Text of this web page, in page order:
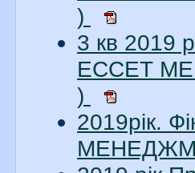
)
3 кв 2019
ЕССЕТ
)
2019рік.